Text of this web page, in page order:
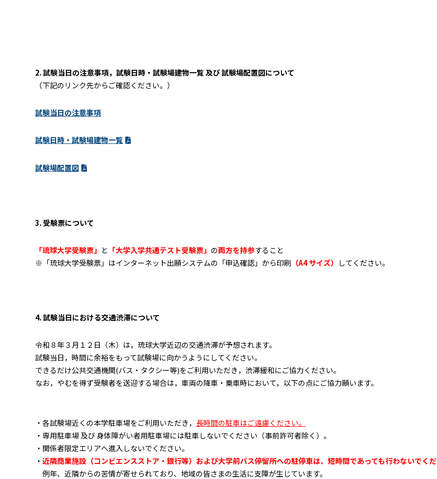
2. 試験当日の注意事項，試験日時・試験場建物一覧 及び 試験場配置図について
（下記のリンク先からご確認ください。）
試験当日の注意事項
試験日時・試験場建物一覧
試験場配置図
3. 受験票について
「琉球大学受験票」 と 「大学入学共通テスト受験票」 の両方を持参すること
※「琉球大学受験票」はインターネット出願システムの「申込確認」から印刷 （A4 サイズ） してください。
4. 試験当日における交通渋滞について
令和８年３月１２日（木）は，琉球大学近辺の交通渋滞が予想されます。
試験当日，時間に余裕をもって試験場に向かうようにしてください。
できるだけ公共交通機関(バス・タクシー等)をご利用いただき，渋滞緩和にご協力ください。
なお，やむを得ず受験者を送迎する場合は，車両の降車・乗車時において，以下の点にご協力願います。
・各試験場近くの本学駐車場をご利用いただき， 長時間の駐車はご遠慮ください。
・専用駐車場 及び 身体障がい者用駐車場には駐車しないでください（事前許可者除く）。
・関係者限定エリアへ進入しないでください。
・ 近隣商業施設（コンビエンスストア・銀行等）および大学前バス停留所への駐停車は、短時間であっても行わないでく
例年、近隣からの苦情が寄せられており、地域の皆さまの生活に支障が生じています。